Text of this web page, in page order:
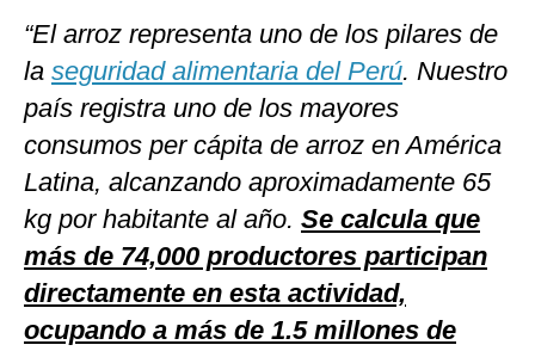
“El arroz representa uno de los pilares de
la seguridad alimentaria del Perú. Nuestro
país registra uno de los mayores
consumos per cápita de arroz en América
Latina, alcanzando aproximadamente 65
kg por habitante al año. Se calcula que
más de 74,000 productores participan
directamente en esta actividad,
ocupando a más de 1.5 millones de